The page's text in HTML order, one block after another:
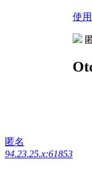
使
匿名
94.23.25.x:61853